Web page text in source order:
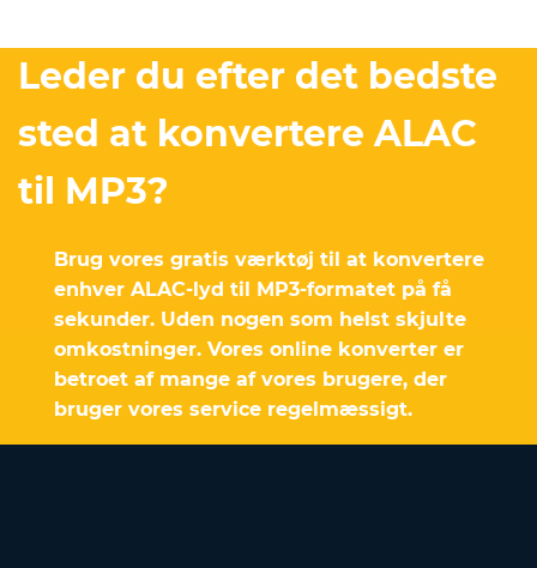
Leder du efter det bedste
sted at konvertere ALAC
til MP3?
Brug vores gratis værktøj til at konvertere
enhver ALAC-lyd til MP3-formatet på få
sekunder. Uden nogen som helst skjulte
omkostninger. Vores online konverter er
betroet af mange af vores brugere, der
bruger vores service regelmæssigt.